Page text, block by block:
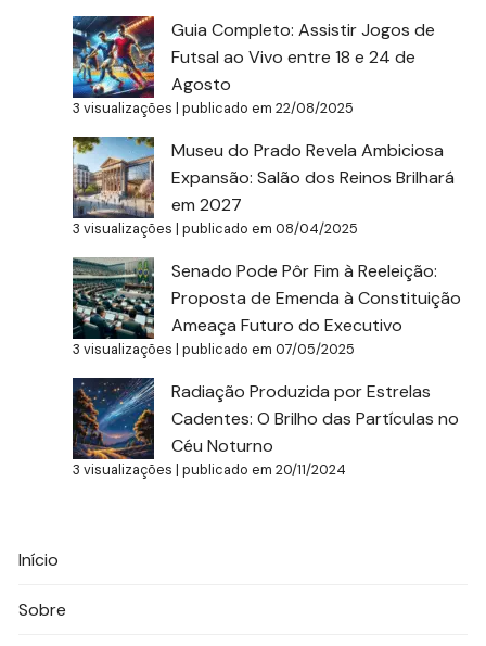
Guia Completo: Assistir Jogos de
Futsal ao Vivo entre 18 e 24 de
Agosto
3 visualizações |publicado em 22/08/2025
Museu do Prado Revela Ambiciosa
Expansão: Salão dos Reinos Brilhará
em 2027
3 visualizações |publicado em 08/04/2025
Senado Pode Pôr Fim à Reeleição:
Proposta de Emenda à Constituição
Ameaça Futuro do Executivo
3 visualizações |publicado em 07/05/2025
Radiação Produzida por Estrelas
Cadentes: O Brilho das Partículas no
Céu Noturno
3 visualizações |publicado em 20/11/2024
Início
Sobre